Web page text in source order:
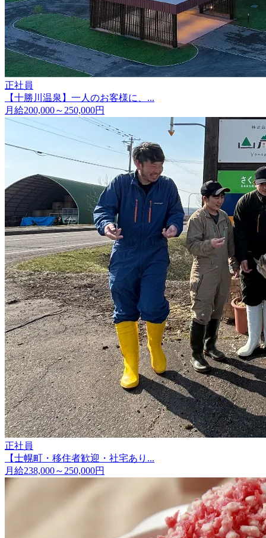
正社員
【十勝川温泉】一人のお客様に、...
月給200,000～250,000円
正社員
【士幌町・移住者歓迎・社宅あり...
月給238,000～250,000円